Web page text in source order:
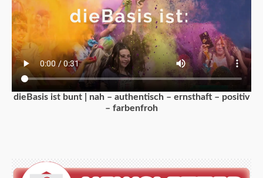
dieBasis ist bunt | nah – authentisch – ernsthaft – positiv
– farbenfroh